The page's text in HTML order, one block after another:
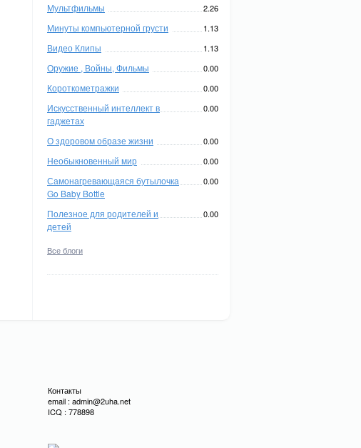
Мультфильмы 2.26
Минуты компьютерной грусти 1.13
Видео Клипы 1.13
Оружие , Войны, Фильмы 0.00
Короткометражки 0.00
Искусственный интеллект в
гаджетах
0.00
О здоровом образе жизни 0.00
Необыкновенный мир 0.00
Самонагревающаяся бутылочка
Go Baby Bottle
0.00
Полезное для родителей и
детей
0.00
Все блоги
Контакты
email : admin@2uha.net
ICQ : 778898